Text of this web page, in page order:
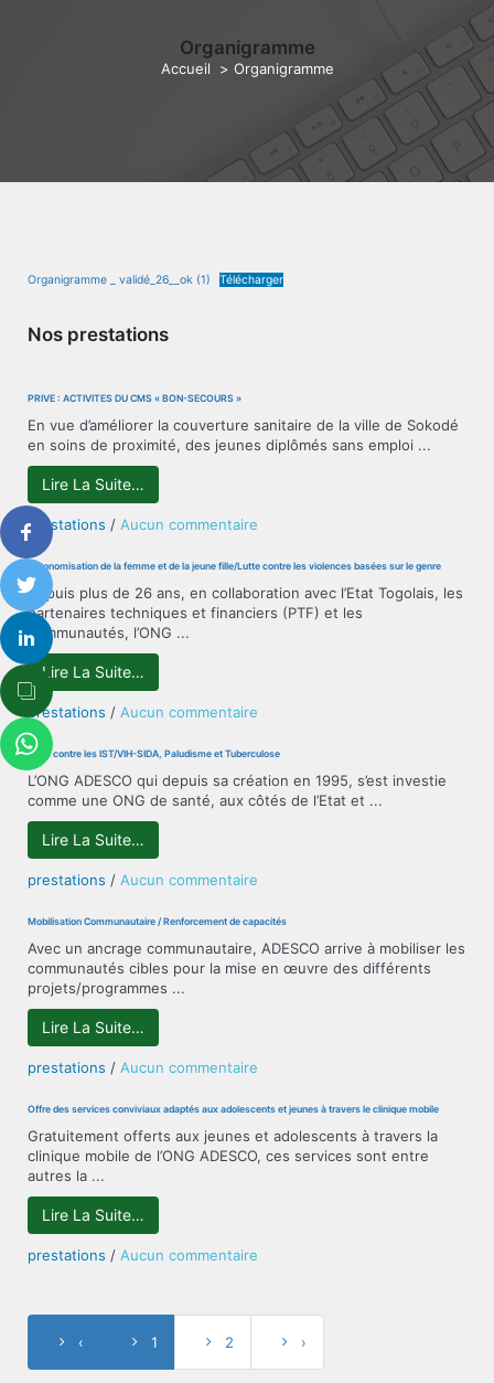
Organigramme
Accueil > Organigramme
Organigramme _ validé_26__ok (1) Télécharger
Nos prestations
PRIVÉ : ACTIVITÉS DU CMS « BON-SECOURS »
En vue d’améliorer la couverture sanitaire de la ville de Sokodé
en soins de proximité, des jeunes diplômés sans emploi ...
Lire La Suite…
prestations / Aucun commentaire
:
DU
CMS
Autonomisation de la femme et de la jeune fille/Lutte contre les violences basées sur le genre
Depuis plus de 26 ans, en collaboration avec l’Etat Togolais, les
partenaires techniques et financiers (PTF) et les
communautés, l’ONG ...
Lire La Suite…
prestations / Aucun commentaire
de
femme
et
les
violences
basées
Lutte contre les IST/VIH-SIDA, Paludisme et Tuberculose
L’ONG ADESCO qui depuis sa création en 1995, s’est investie
comme une ONG de santé, aux côtés de l’Etat et ...
Lire La Suite…
prestations / Aucun commentaire
contre
IST/VIH-
SIDA,
Mobilisation Communautaire / Renforcement de capacités
Avec un ancrage communautaire, ADESCO arrive à mobiliser les
communautés cibles pour la mise en œuvre des différents
projets/programmes ...
Lire La Suite…
prestations / Aucun commentaire
Communautaire
Renforcement
de
Offre des services conviviaux adaptés aux adolescents et jeunes à travers le clinique mobile
Gratuitement offerts aux jeunes et adolescents à travers la
clinique mobile de l’ONG ADESCO, ces services sont entre
autres la ...
Lire La Suite…
prestations / Aucun commentaire
services
aux
‹ 1 2 ›